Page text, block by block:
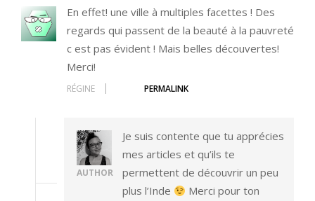
En effet! une ville à multiples facettes ! Des
regards qui passent de la beauté à la pauvreté
c est pas évident ! Mais belles découvertes!
Merci!
RÉGINE PERMALINK
AUTHOR
Je suis contente que tu apprécies
mes articles et qu’ils te
permettent de découvrir un peu
plus l’Inde
Merci pour ton